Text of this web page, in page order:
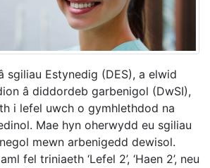
sgiliau Estynedig (DES), a elwid
â diddordeb garbenigol (DwSI),
i lefel uwch o gymhlethdod na
Mae hyn oherwydd eu sgiliau
mewn arbenigedd dewisol.
fel triniaeth ‘Lefel 2’, ‘Haen 2’, neu